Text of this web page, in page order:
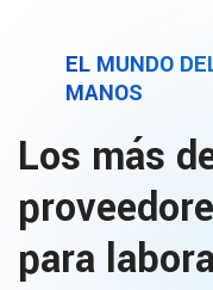
EL MUNDO
MANOS
Los más
para